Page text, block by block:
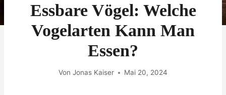
Essbare Vögel: Welche
Vogelarten Kann Man
Essen?
Von Jonas Kaiser Mai 20, 2024